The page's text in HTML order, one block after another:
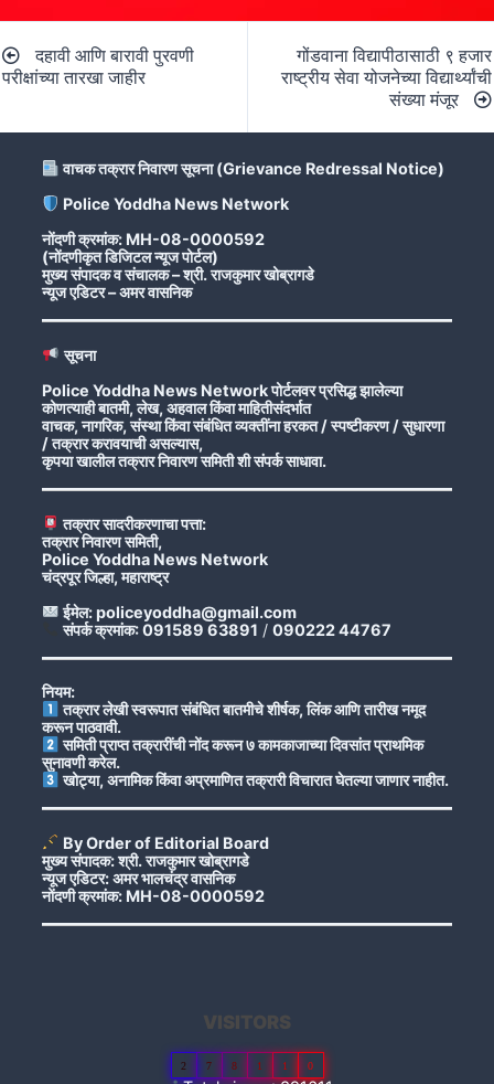
navigation
दहावी आणि बारावी पुरवणी
परीक्षांच्या तारखा जाहीर
गोंडवाना विद्यापीठासाठी ९ हजार
राष्ट्रीय सेवा योजनेच्या विद्यार्थ्यांची
संख्या मंजूर
वाचक तक्रार निवारण सूचना (Grievance Redressal Notice)
Police Yoddha News Network
नोंदणी क्रमांक: MH-08-0000592
(नोंदणीकृत डिजिटल न्यूज पोर्टल)
मुख्य संपादक व संचालक – श्री. राजकुमार खोब्रागडे
न्यूज एडिटर – अमर वासनिक
सूचना
Police Yoddha News Network पोर्टलवर प्रसिद्ध झालेल्या
कोणत्याही बातमी, लेख, अहवाल किंवा माहितीसंदर्भात
वाचक, नागरिक, संस्था किंवा संबंधित व्यक्तींना हरकत / स्पष्टीकरण / सुधारणा
/ तक्रार करावयाची असल्यास,
कृपया खालील तक्रार निवारण समिती शी संपर्क साधावा.
तक्रार सादरीकरणाचा पत्ता:
तक्रार निवारण समिती,
Police Yoddha News Network
चंद्रपूर जिल्हा, महाराष्ट्र
ईमेल: policeyoddha@gmail.com
संपर्क क्रमांक: 091589 63891 / 090222 44767
नियम:
तक्रार लेखी स्वरूपात संबंधित बातमीचे शीर्षक, लिंक आणि तारीख नमूद
करून पाठवावी.
समिती प्राप्त तक्रारींची नोंद करून ७ कामकाजाच्या दिवसांत प्राथमिक
सुनावणी करेल.
खोट्या, अनामिक किंवा अप्रमाणित तक्रारी विचारात घेतल्या जाणार नाहीत.
By Order of Editorial Board
मुख्य संपादक: श्री. राजकुमार खोब्रागडे
न्यूज एडिटर: अमर भालचंद्र वासनिक
नोंदणी क्रमांक: MH-08-0000592
VISITORS
2 7 8 1 1 0